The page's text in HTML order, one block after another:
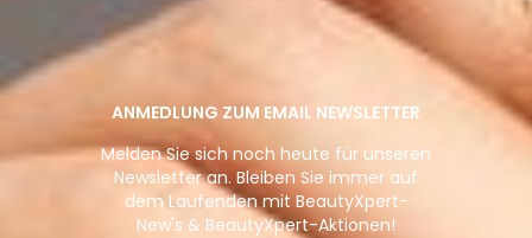
ANMEDLUNG ZUM EMAIL NEWSLETTER
Melden Sie sich noch heute für unseren
Newsletter an. Bleiben Sie immer auf
dem Laufenden mit BeautyXpert-
New's & BeautyXpert-Aktionen!